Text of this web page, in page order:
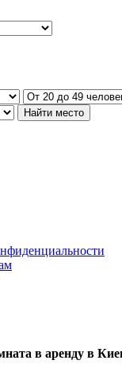
в аренду в